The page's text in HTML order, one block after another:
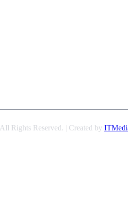
Rights Reserved. | Created by